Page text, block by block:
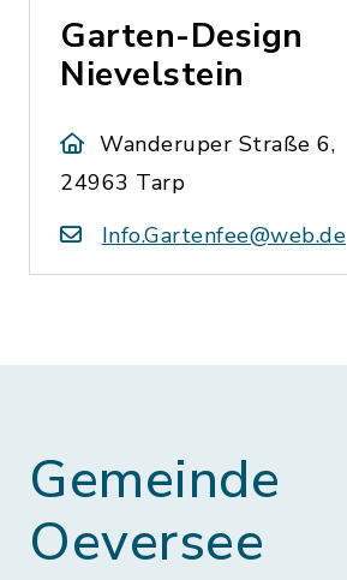
Garten-Design
Nievelstein
Wanderuper Straße 6,
24963 Tarp
Info.Gartenfee@web.de
Gemeinde
Oeversee